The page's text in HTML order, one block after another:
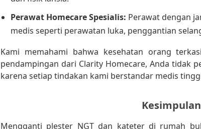
Perawat Homecare Spesialis: Perawat dengan
medis seperti perawatan luka, penggantian
Kami memahami bahwa kesehatan orang
pendampingan dari Clarity Homecare, Anda tidak
karena setiap tindakan kami berstandar medis
Kesimpulan
Mengganti plester NGT dan kateter di rumah